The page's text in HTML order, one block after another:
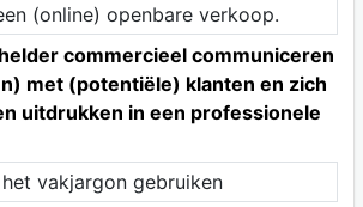
(online) openbare verkoop.
commercieel communiceren
met (potentiële) klanten en zich
uitdrukken in een professionele
vakjargon gebruiken